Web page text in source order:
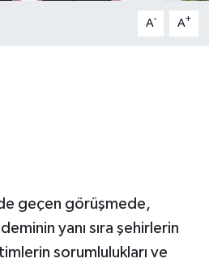
A- A+
geçen görüşmede,
yanı sıra şehirlerin
sorumlulukları ve